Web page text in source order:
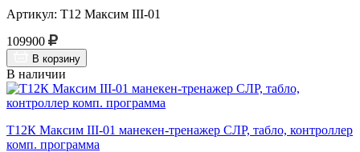
Артикул: Т12 Максим III-01
109900
В корзину
В наличии
Т12К Максим III-01 манекен-тренажер СЛР, табло, контроллер
комп. программа